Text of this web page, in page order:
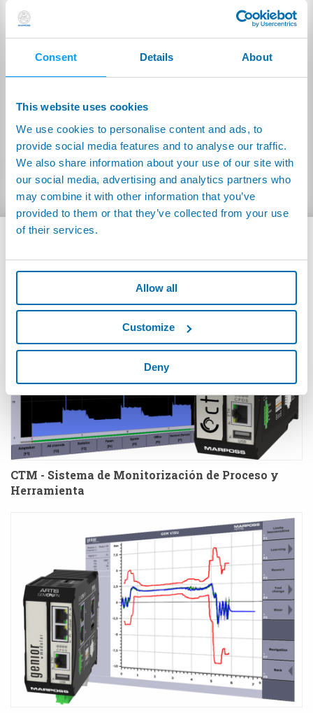
Consent Details About
This website uses cookies
We use cookies to personalise content and ads, to
provide social media features and to analyse our traffic.
We also share information about your use of our site with
our social media, advertising and analytics partners who
may combine it with other information that you’ve
provided to them or that they’ve collected from your use
of their services.
Allow all
Customize
Deny
BROCHURES AND MANUALS
FICHA TÉCNICA
Inglés C-THRU4.0:(1.20MB)
Alemán C-THRU4.0:
Japonés C-THRU4.0:(649.35kB)
Coreano C-THRU4.0:(1.49MB)
Chino simplificado C-THRU4.0: (0.99MB)
CTM - Sistema de Monitorización de Proceso y
Herramienta